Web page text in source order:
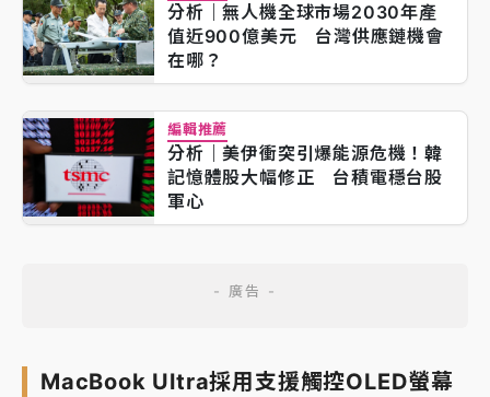
分析｜無人機全球市場2030年產
值近900億美元 台灣供應鏈機會
在哪？
編輯推薦
分析｜美伊衝突引爆能源危機！韓
記憶體股大幅修正 台積電穩台股
軍心
MacBook Ultra採用支援觸控OLED螢幕